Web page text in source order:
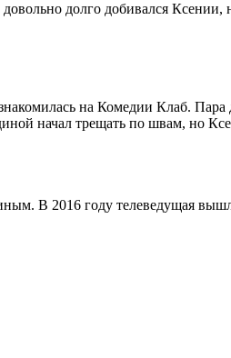
долго добивался Ксении,
на Комедии Клаб.
начал трещать по швам, но
В 2016 году телеведущая